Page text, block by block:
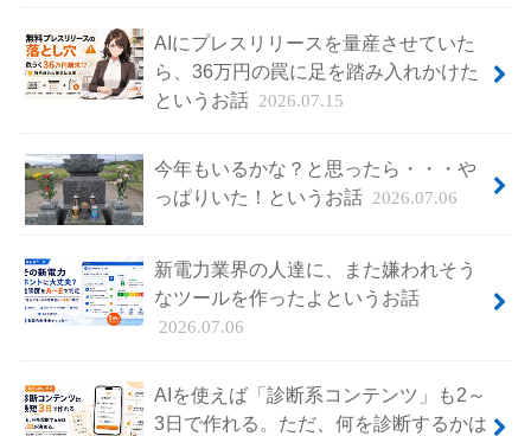
AIにプレスリリースを量産させていた
ら、36万円の罠に足を踏み入れかけた
というお話 2026.07.15
今年もいるかな？と思ったら・・・や
っぱりいた！というお話 2026.07.06
新電力業界の人達に、また嫌われそう
なツールを作ったよというお話
2026.07.06
AIを使えば「診断系コンテンツ」も2～
3日で作れる。ただ、何を診断するかは